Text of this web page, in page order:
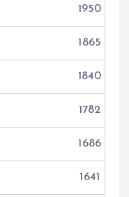
1950
1865
1840
1782
1686
1641